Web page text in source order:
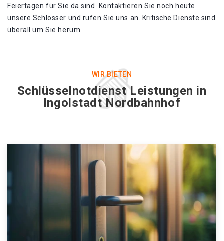
Feiertagen für Sie da sind. Kontaktieren Sie noch heute
unsere Schlosser und rufen Sie uns an. Kritische Dienste sind
überall um Sie herum.
WIR BIETEN
Schlüsselnotdienst Leistungen in
Ingolstadt Nordbahnhof